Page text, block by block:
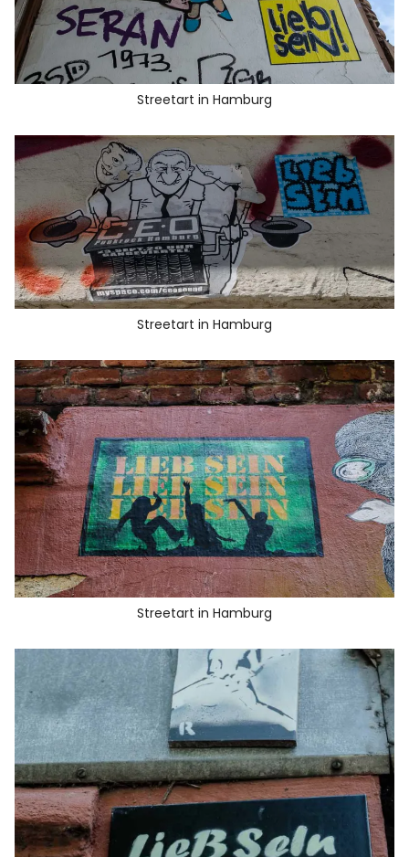
Streetart in Hamburg
Streetart in Hamburg
Streetart in Hamburg